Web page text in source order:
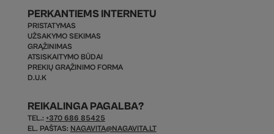
PERKANTIEMS INTERNETU
PRISTATYMAS
UŽSAKYMO SEKIMAS
GRĄŽINIMAS
ATSISKAITYMO BŪDAI
PREKIŲ GRĄŽINIMO FORMA
D.U.K
REIKALINGA PAGALBA?
TEL.: +370 686 85425
EL. PAŠTAS: NAGAVITA@NAGAVITA.LT